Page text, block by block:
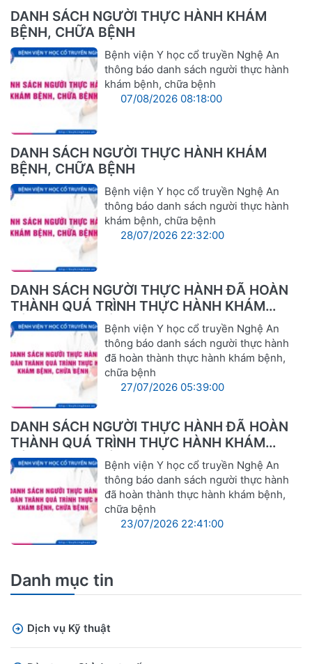
DANH SÁCH NGƯỜI THỰC HÀNH KHÁM
BỆNH, CHỮA BỆNH
Bệnh viện Y học cổ truyền Nghệ An
thông báo danh sách người thực hành
khám bệnh, chữa bệnh
07/08/2026 08:18:00
DANH SÁCH NGƯỜI THỰC HÀNH KHÁM
BỆNH, CHỮA BỆNH
Bệnh viện Y học cổ truyền Nghệ An
thông báo danh sách người thực hành
khám bệnh, chữa bệnh
28/07/2026 22:32:00
DANH SÁCH NGƯỜI THỰC HÀNH ĐÃ HOÀN
THÀNH QUÁ TRÌNH THỰC HÀNH KHÁM
BỆNH, CHỮA BỆNHBệnh viện Y học cổ truyền Nghệ An
thông báo danh sách người thực hành
đã hoàn thành thực hành khám bệnh,
chữa bệnh
27/07/2026 05:39:00
DANH SÁCH NGƯỜI THỰC HÀNH ĐÃ HOÀN
THÀNH QUÁ TRÌNH THỰC HÀNH KHÁM
BỆNH, CHỮA BỆNHBệnh viện Y học cổ truyền Nghệ An
thông báo danh sách người thực hành
đã hoàn thành thực hành khám bệnh,
chữa bệnh
23/07/2026 22:41:00
Danh mục tin
Dịch vụ Kỹ thuật